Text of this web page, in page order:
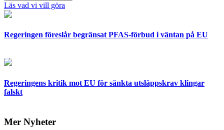
Läs vad vi vill göra
Regeringen föreslår begränsat PFAS-förbud i väntan på EU
Regeringens kritik mot EU för sänkta utsläppskrav klingar
falskt
Mer Nyheter